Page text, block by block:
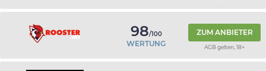
98/100
WERTUNG
ZUM ANBIETER
AGB gelten, 18+